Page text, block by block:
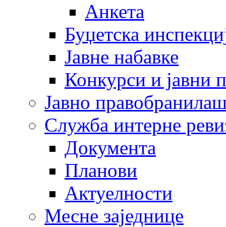
Анкета
Буџетска
Јавне набавке
Конкурси и јавни
Јавно
Служба интерне
Документа
Планови
Актуелности
Месне заједнице